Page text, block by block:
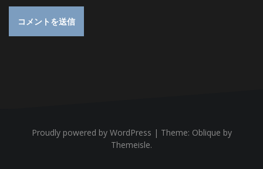
Proudly powered by WordPress | Theme: Oblique by
Themeisle.